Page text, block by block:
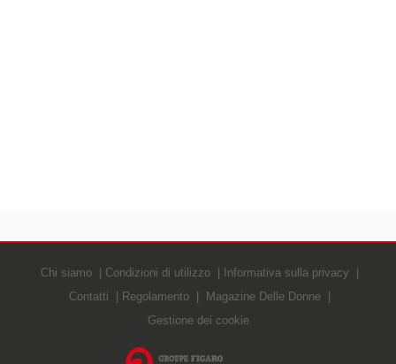
Chi siamo Condizioni di utilizzo
Informativa sulla privacy
Contatti
Regolamento
Magazine Delle Donne
Gestione dei cookie